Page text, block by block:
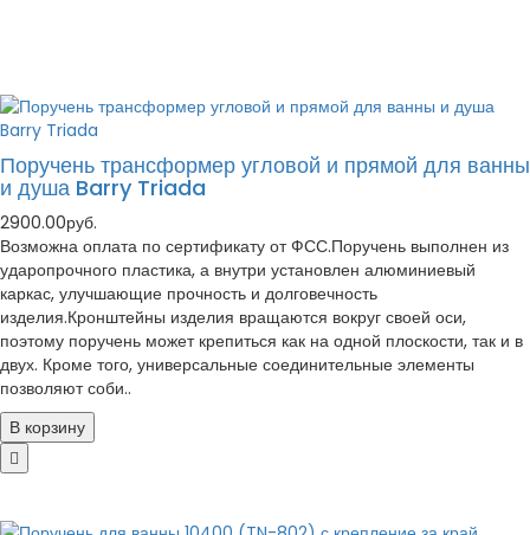
Поручень трансформер угловой и прямой для ванны
и душа Barry Triada
2900.00руб.
Возможна оплата по сертификату от ФСС.Поручень выполнен из
ударопрочного пластика, а внутри установлен алюминиевый
каркас, улучшающие прочность и долговечность
изделия.Кронштейны изделия вращаются вокруг своей оси,
поэтому поручень может крепиться как на одной плоскости, так и в
двух. Кроме того, универсальные соединительные элементы
позволяют соби..
В корзину